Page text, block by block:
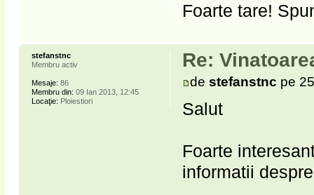
Foarte tare!
Re:
destefanstnc pe
Salut
Foarte
informatii
stefanstnc
Membru activ
Mesaje: 86
Membru din: 09 Ian 2013, 12:45
Locaţie: Ploiestiori